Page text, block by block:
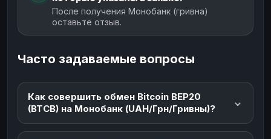
После получения Монобанк (гривна)
оставьте отзыв.
Часто задаваемые вопросы
Как совершить обмен Bitcoin BEP20
(BTCB) на Монобанк (UAH/Грн/Гривны)?